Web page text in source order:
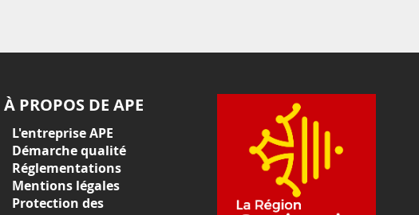
À PROPOS DE APE
L'entreprise APE
Démarche qualité
Réglementations
Mentions légales
Protection des